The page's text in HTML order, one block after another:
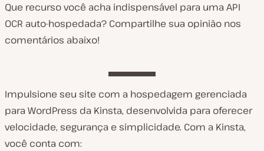
Que recurso você acha indispensável para uma API
OCR auto-hospedada? Compartilhe sua opinião nos
comentários abaixo!
Impulsione seu site com a hospedagem gerenciada
para WordPress da Kinsta, desenvolvida para oferecer
velocidade, segurança e simplicidade. Com a Kinsta,
você conta com: